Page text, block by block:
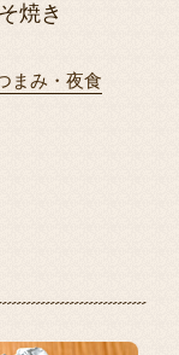
焼き
まみ・夜食